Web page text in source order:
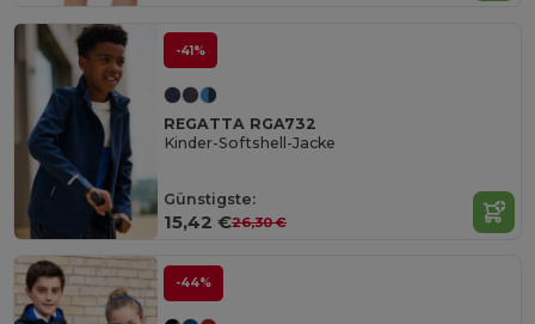
-41%
REGATTA RGA732
Kinder-Softshell-Jacke
Günstigste:
15,42 €26,30 €
-44%